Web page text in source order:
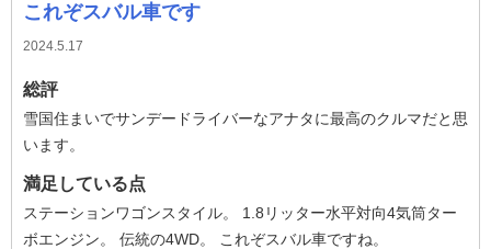
これぞスバル車です
2024.5.17
総評
雪国住まいでサンデードライバーなアナタに最高のクルマだと思
います。
満足している点
ステーションワゴンスタイル。 1.8リッター水平対向4気筒ター
ボエンジン。 伝統の4WD。 これぞスバル車ですね。